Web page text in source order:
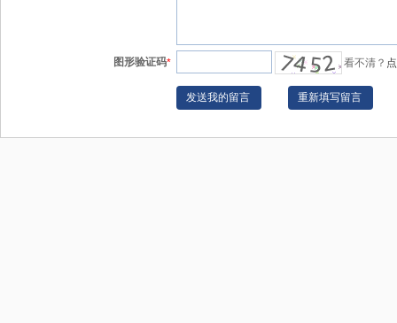
图形验证码* 看不清？